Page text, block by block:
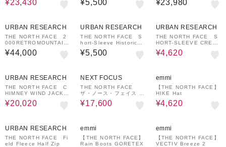
¥23,430 ¥5,500 ¥23,980
URBAN RESEARCH
THE NORTH FACE 2
000RETROMOUNTAIN
LIGHTJACKET
¥44,000
URBAN RESEARCH
THE NORTH FACE S
hort-Sleeve Historical
Logo Tee
¥5,500
URBAN RESEARCH
THE NORTH FACE S
HORT-SLEEVE CREP
E WEAVE T-SHIRTS
¥4,620
URBAN RESEARCH
THE NORTH FACE C
HIMNEY WIND JACKE
T
¥20,020
NEXT FOCUS
THE NORTH FACE
ザ・ノース・フェイス N
UPTSE CHUKKA WP 3
ヌプシ チャッカ ウォー
¥17,600
emmi
【THE NORTH FACE】
HIKE Hat
¥4,620
URBAN RESEARCH
THE NORTH FACE Fi
eld Fleece Half Zip
emmi
【THE NORTH FACE】
Rain Boots GORETEX
emmi
【THE NORTH FACE】
VECTIV Breeze 2